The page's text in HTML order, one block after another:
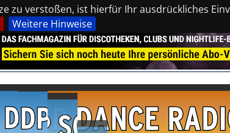
zu verstoßen, ist hierfür Ihr ausdrückliches
Weitere Hinweise